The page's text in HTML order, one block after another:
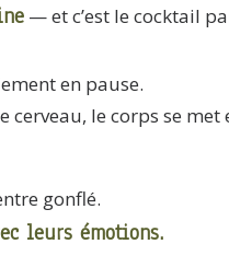
— et c’est le cocktail
en pause.
le corps se met
gonflé.
leurs émotions.